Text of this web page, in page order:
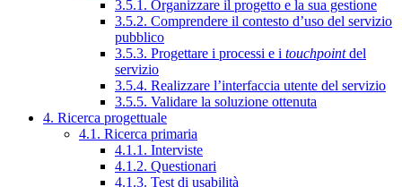
3.5.1. Organizzare il progetto e la sua gestione
3.5.2. Comprendere il contesto d’uso del servizio
pubblico
3.5.3. Progettare i processi e i touchpointdel
servizio
3.5.4. Realizzare l’interfaccia utente del servizio
3.5.5. Validare la soluzione ottenuta
4. Ricerca progettuale
4.1. Ricerca primaria
4.1.1. Interviste
4.1.2. Questionari
4.1.3. Test di usabilità